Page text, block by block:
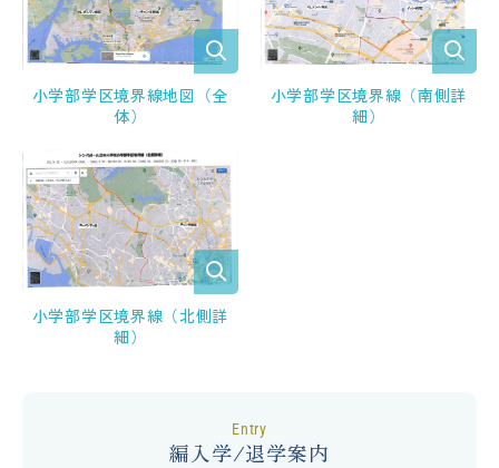
小学部学区境界線地図（全
体）
小学部学区境界線（南側詳
細）
小学部学区境界線（北側詳
細）
entry
編入学/退学案内